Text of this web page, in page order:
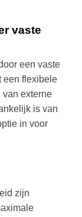
vaste
een vaste
een flexibele
van externe
is van
in voor
zijn